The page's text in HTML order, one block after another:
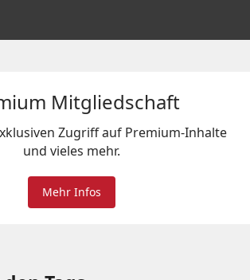
Mitgliedschaft
Zugriff auf Premium-Inhalte
und vieles mehr.
Mehr Infos